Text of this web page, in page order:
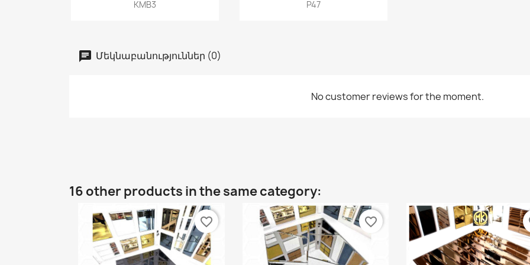
KMB3 P47
Մեկնաբանություններ (0)
No customer reviews for the moment.
16 other products in the same category:
favorite_border favorite_border